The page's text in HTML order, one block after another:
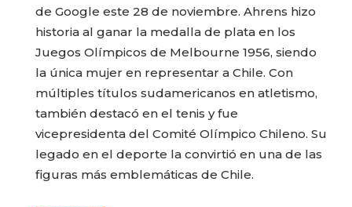
de Google este 28 de noviembre. Ahrens hizo
historia al ganar la medalla de plata en los
Juegos Olímpicos de Melbourne 1956, siendo
la única mujer en representar a Chile. Con
múltiples títulos sudamericanos en atletismo,
también destacó en el tenis y fue
vicepresidenta del Comité Olímpico Chileno. Su
legado en el deporte la convirtió en una de las
figuras más emblemáticas de Chile.